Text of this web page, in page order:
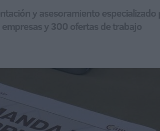
y asesoramiento
y 300 ofertas de trabajo